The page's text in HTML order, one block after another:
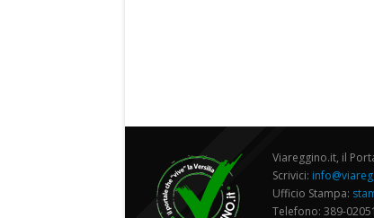
Viareggino.it, il
Scrivici:
Ufficio Stampa:
Telefono: 389-